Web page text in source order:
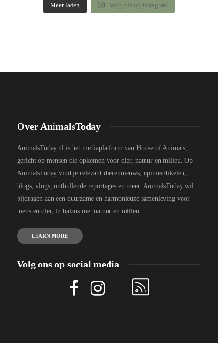
Meer laden Volg ons op Instagram
Over AnimalsToday
AnimalsToday.nl is het mediaplatform van House of Animals,
gericht op mensen die opkomen voor dier, natuur en milieu. Op
AnimalsToday vind je relevant dierennieuws, opinieartikelen,
blogs, vlogs, onthullende reportages en meer. AnimalsToday wil
bijdragen aan een duurzame en harmonieuze samenleving voor
mens en dier, in balans met natuur en milieu.
LEARN MORE
Volg ons op social media